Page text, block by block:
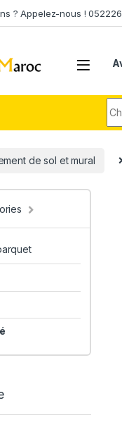
? Appelez-nous !
de sol et mural